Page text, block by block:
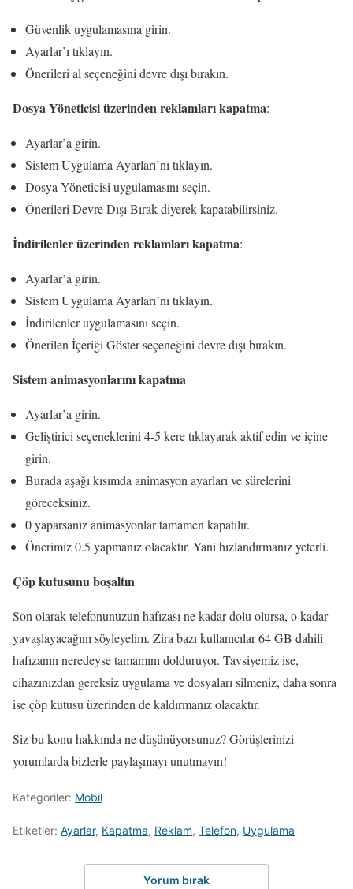
Güvenlik uygulamasına girin.
Ayarlar’ı tıklayın.
Önerileri al seçeneğini devre dışı bırakın.
Dosya Yöneticisiüzerinden reklamları kapatma:
Ayarlar’a girin.
Sistem Uygulama Ayarları’nı tıklayın.
Dosya Yöneticisi uygulamasını seçin.
Önerileri Devre Dışı Bırak diyerek kapatabilirsiniz.
İndirilenlerüzerinden reklamları kapatma:
Ayarlar’a girin.
Sistem Uygulama Ayarları’nı tıklayın.
İndirilenler uygulamasını seçin.
Önerilen İçeriği Göster seçeneğini devre dışı bırakın.
Sistem animasyonlarını kapatma
Ayarlar’a girin.
Geliştirici seçeneklerini 4-5 kere tıklayarak aktif edin ve içine
girin.
Burada aşağı kısımda animasyon ayarları ve sürelerini
göreceksiniz.
0 yaparsanız animasyonlar tamamen kapatılır.
Önerimiz 0.5 yapmanız olacaktır. Yani hızlandırmanız yeterli.
Çöp kutusunu boşaltın
Son olarak telefonunuzun hafızası ne kadar dolu olursa, o kadar
yavaşlayacağını söyleyelim. Zira bazı kullanıcılar 64 GB dahili
hafızanın neredeyse tamamını dolduruyor. Tavsiyemiz ise,
cihazınızdan gereksiz uygulama ve dosyaları silmeniz, daha sonra
ise çöp kutusu üzerinden de kaldırmanız olacaktır.
Siz bu konu hakkında ne düşünüyorsunuz? Görüşlerinizi
yorumlarda bizlerle paylaşmayı unutmayın!
Kategoriler: Mobil
Etiketler: Ayarlar, Kapatma, Reklam, Telefon, Uygulama
Yorum bırak